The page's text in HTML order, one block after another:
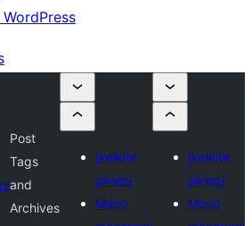
Post
Tags
and
Archives
Įkelkite
įskiepį
Mano
Įkelkite
įskiepį
Mano